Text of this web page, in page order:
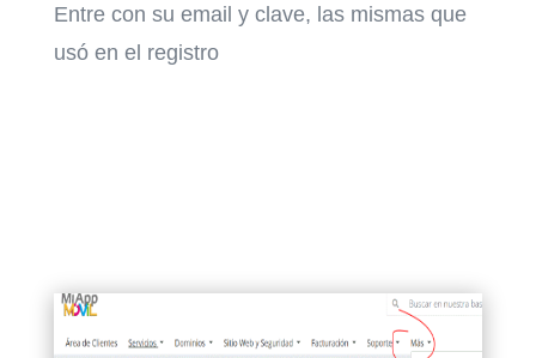
Entre con su email y clave, las mismas que
usó en el registro